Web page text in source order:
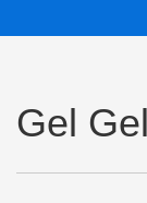
Gel